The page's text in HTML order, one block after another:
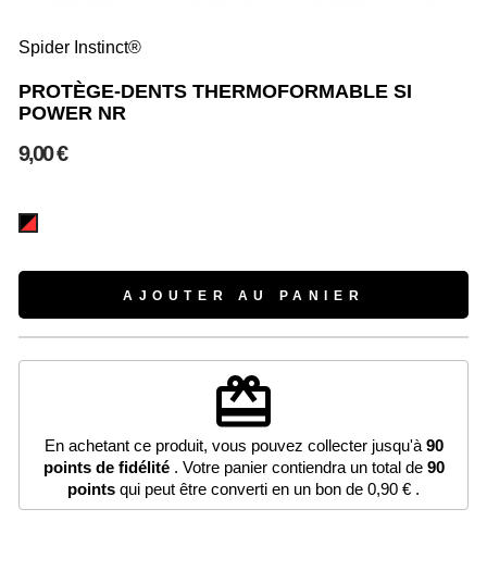
Spider Instinct®
PROTÈGE-DENTS THERMOFORMABLE SI
POWER NR
9,00 €
AJOUTER AU PANIER
redeem
En achetant ce produit, vous pouvez collecter jusqu'à 90
points de fidélité. Votre panier contiendra un total de 90
points qui peut être converti en un bon de 0,90 € .